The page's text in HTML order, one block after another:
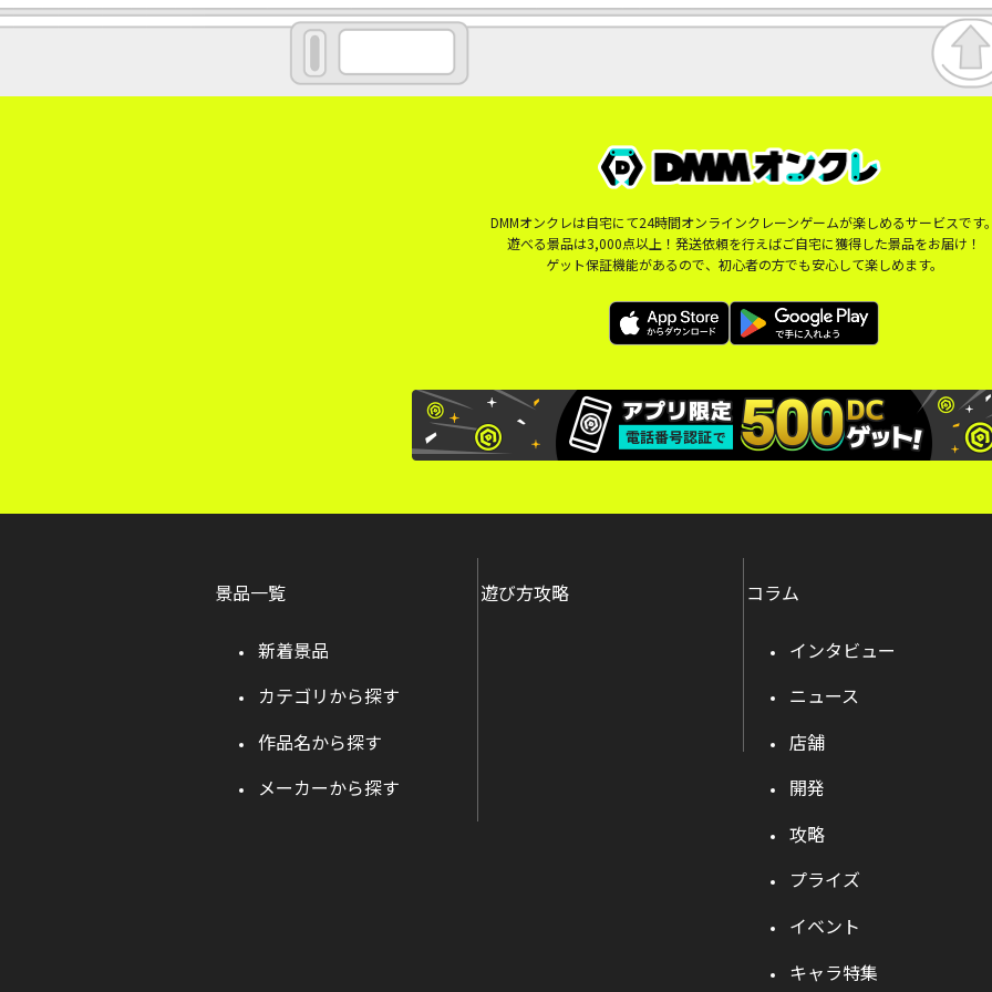
DMMオンクレは自宅にて24時間オンラインクレーンゲームが楽しめるサービスです
遊べる景品は3,000点以上！発送依頼を行えばご自宅に獲得した景品をお届け！
ゲット保証機能があるので、初心者の方でも安心して楽しめます。
景品一覧
新着景品
カテゴリから探す
作品名から探す
メーカーから探す
遊び方攻略 コラム
インタビュー
ニュース
店舗
開発
攻略
プライズ
イベント
キャラ特集